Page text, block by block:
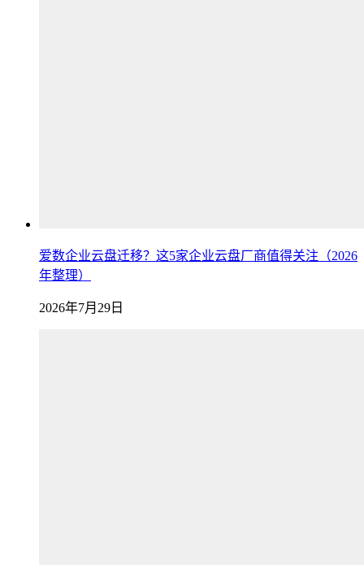
爱数企业云盘迁移？这5家企业云盘厂商值得关注（2026
年整理）
2026年7月29日